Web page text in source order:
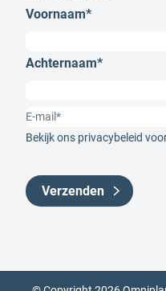
Voornaam*
Achternaam*
Bekijk ons privacybeleid